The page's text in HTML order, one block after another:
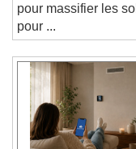
pour massifier les
pour ...